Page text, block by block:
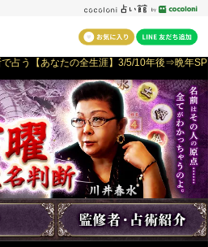
占う【あなたの全生涯】3/5/10年後⇒晩年SP